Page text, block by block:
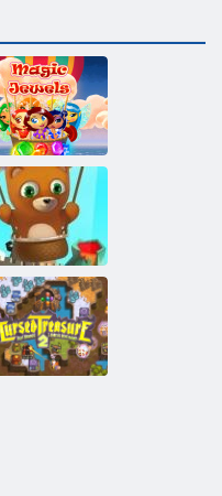
Mágikus
ékszerek
Bubble Shooter
Végtelen